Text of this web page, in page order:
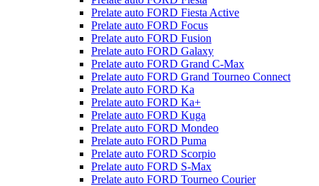
Prelate auto FORD Fiesta Active
Prelate auto FORD Focus
Prelate auto FORD Fusion
Prelate auto FORD Galaxy
Prelate auto FORD Grand C-Max
Prelate auto FORD Grand Tourneo Connect
Prelate auto FORD Ka
Prelate auto FORD Ka+
Prelate auto FORD Kuga
Prelate auto FORD Mondeo
Prelate auto FORD Puma
Prelate auto FORD Scorpio
Prelate auto FORD S-Max
Prelate auto FORD Tourneo Courier